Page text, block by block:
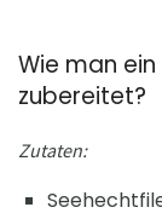
Wie man
zubereitet?
Zutaten: